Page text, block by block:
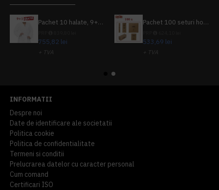
Pachet 10 halate, 9+1 gratuit
755,82 lei
+ TVA
Pachet 100 seturi hoteliere, set dentar, set barbierit, casca de dus, pila unghii, set cusut
533,69 lei
+ TVA
INFORMATII
Despre noi
Date de identificare ale societatii
Politica cookie
Politica de confidentialitate
Termeni si conditii
Prelucrarea datelor cu caracter personal
Cum comand
Certificari ISO